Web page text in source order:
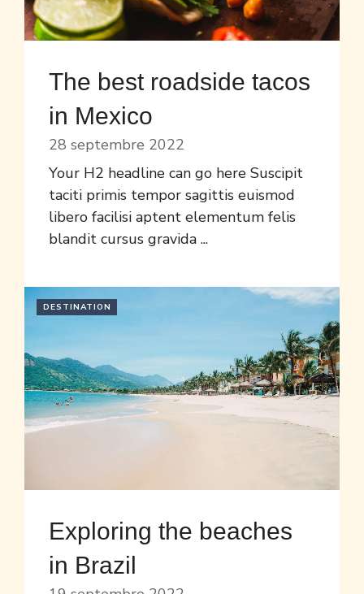
The best roadside tacos
in Mexico
28 septembre 2022
Your H2 headline can go here Suscipit
taciti primis tempor sagittis euismod
libero facilisi aptent elementum felis
blandit cursus gravida ...
DESTINATION
Exploring the beaches
in Brazil